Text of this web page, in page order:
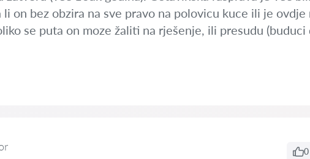
on bez obzira na sve pravo na polovicu kuce ili je
se puta on moze žaliti na rješenje, ili presudu
0